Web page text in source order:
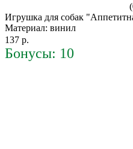
Игрушка для собак
Материал: винил
137 р.
Бонусы: 10